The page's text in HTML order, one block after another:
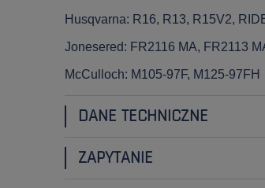
Husqvarna: R16, R13, R15V2,
Jonesered: FR2116 MA, FR2113
McCulloch: M105-97F, M125-97FH
DANE TECHNICZNE
ZAPYTANIE